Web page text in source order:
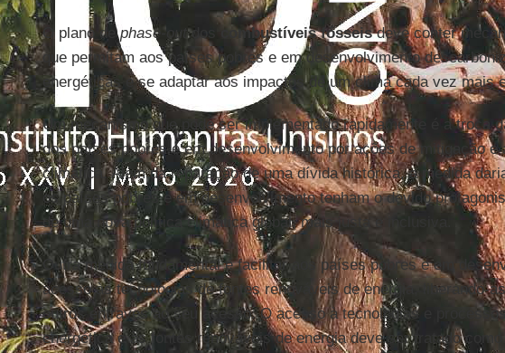
O plano dephase-out dos combustíveis fósseisdeve conter
que permitam aos países pobres e em desenvolvimento
energéticas e se adaptar aos impactos de um clima cada vez mais
Um mecanismo que pode ser implementado rapidamente é a troca
dos países pobres e em desenvolvimento por ações de mitigação e
climática. Além da reparação de uma dívida histórica, a medida
os países pobres e em desenvolvimento tenham o devido
de uma nova política climática global, mais justa e inclusiva.
Outra medida fundamental é facilitar aos países pobres e em
acesso às tecnologias de fontes renováveis de energia, liberando-
outros entraves ao seu acesso. O acesso à tecnologias e
energética e às fontes renováveis de energia deve ser tratado